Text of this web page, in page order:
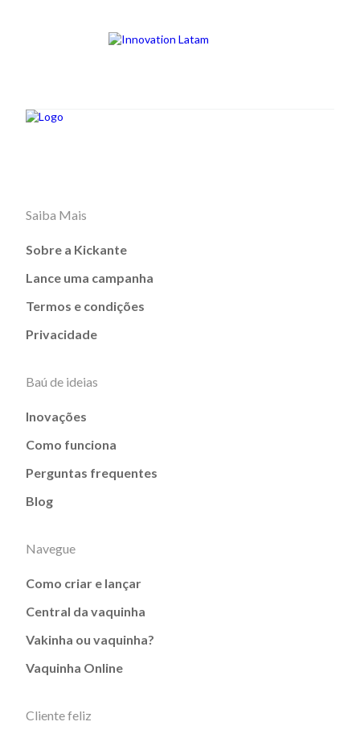
Saiba Mais
Sobre a Kickante
Lance uma campanha
Termos e condições
Privacidade
Baú de ideias
Inovações
Como funciona
Perguntas frequentes
Blog
Navegue
Como criar e lançar
Central da vaquinha
Vakinha ou vaquinha?
Vaquinha Online
Cliente feliz